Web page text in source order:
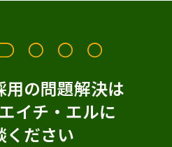
用の問題解決は
イチ・エルに
ください